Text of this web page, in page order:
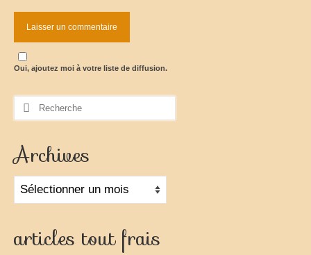
Oui, ajoutez moi à votre liste de diffusion.
Rechercher
Archives
Archives
articles tout frais